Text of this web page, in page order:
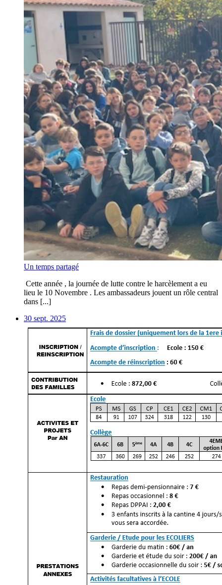
Un temps partagé
Cette année , la journée de lutte contre le harcèlement a eu
lieu le 10 Novembre . Les ambassadeurs jouent un rôle central
dans [...]
30 sept. 2025